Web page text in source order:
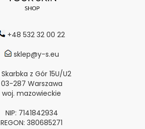
+48 532 32 00 22
sklep@y-s.eu
Skarbka z Gór 15U/U2
03-287 Warszawa
woj. mazowieckie
NIP: 7141842934
REGON: 380685271